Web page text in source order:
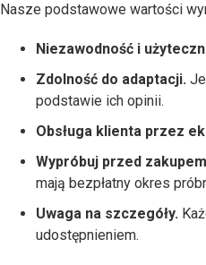
Nasze podstawowe wartości
Niezawodność i
Zdolność do adaptacji.
podstawie ich opinii.
Obsługa klienta przez
Wypróbuj przed
mają bezpłatny okres
Uwaga na szczegóły.
udostępnieniem.